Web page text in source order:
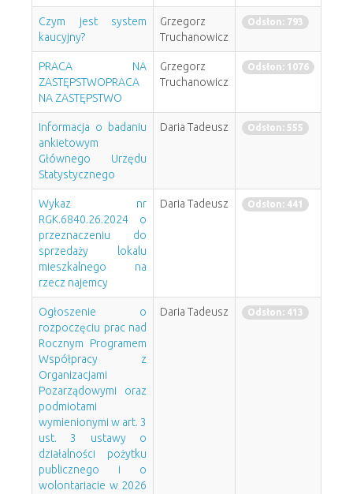
Czym jest system
kaucyjny?
Grzegorz
Truchanowicz
Odsłon: 793
PRACA NA
ZASTĘPSTWOPRACA
NA ZASTĘPSTWO
Grzegorz
Truchanowicz
Odsłon: 1076
Informacja o badaniu
ankietowym
Głównego Urzędu
Statystycznego
Daria Tadeusz Odsłon: 555
Wykaz nr
RGK.6840.26.2024 o
przeznaczeniu do
sprzedaży lokalu
mieszkalnego na
rzecz najemcy
Daria Tadeusz Odsłon: 441
Ogłoszenie o
rozpoczęciu prac nad
Rocznym Programem
Współpracy z
Organizacjami
Pozarządowymi oraz
podmiotami
wymienionymi w art. 3
ust. 3 ustawy o
działalności pożytku
publicznego i o
wolontariacie w 2026
Daria Tadeusz Odsłon: 413